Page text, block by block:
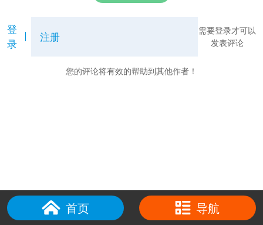
登
录
注册
需要登录才可以
发表评论
您的评论将有效的帮助到其他作者！
首页 导航